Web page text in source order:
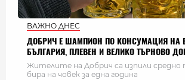
ВАЖНО ДНЕС
ДОБРИЧ Е ШАМПИОН ПО КОНСУМАЦИЯ НА
БЪЛГАРИЯ, ПЛЕВЕН И ВЕЛИКО ТЪРНОВО
Жителите на Добрич са изпили средно
бира на човек за една година